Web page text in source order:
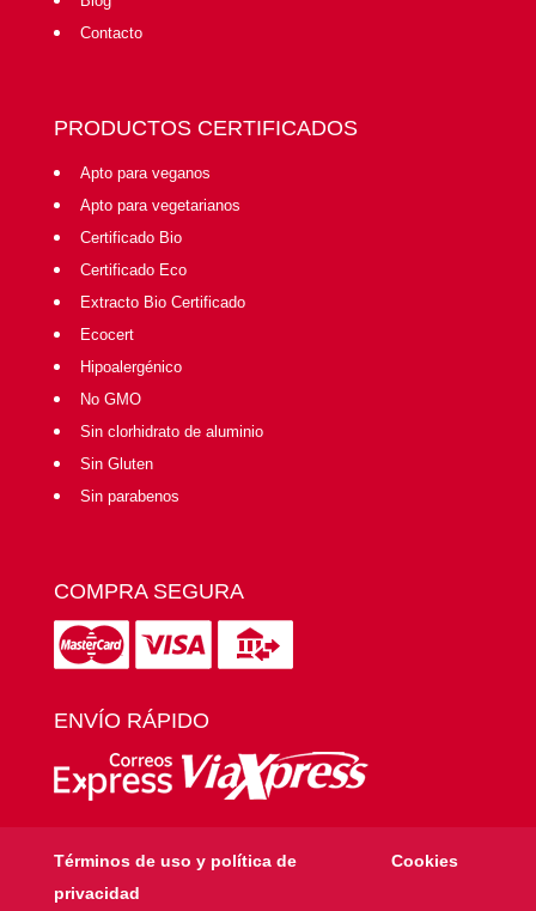
Contacto
PRODUCTOS CERTIFICADOS
Apto para veganos
Apto para vegetarianos
Certificado Bio
Certificado Eco
Extracto Bio Certificado
Ecocert
Hipoalergénico
No GMO
Sin clorhidrato de aluminio
Sin Gluten
Sin parabenos
COMPRA SEGURA
ENVÍO RÁPIDO
Términos de uso y política de
privacidad
Cookies